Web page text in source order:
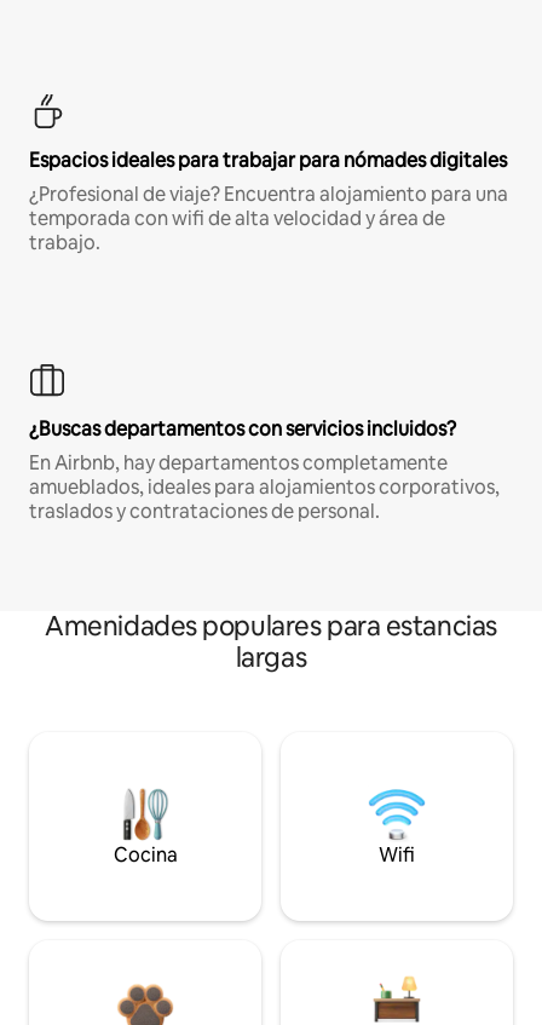
Espacios ideales para trabajar para nómades digitales
¿Profesional de viaje? Encuentra alojamiento para una
temporada con wifi de alta velocidad y área de
trabajo.
¿Buscas departamentos con servicios incluidos?
En Airbnb, hay departamentos completamente
amueblados, ideales para alojamientos corporativos,
traslados y contrataciones de personal.
Amenidades populares para estancias
largas
Cocina Wifi